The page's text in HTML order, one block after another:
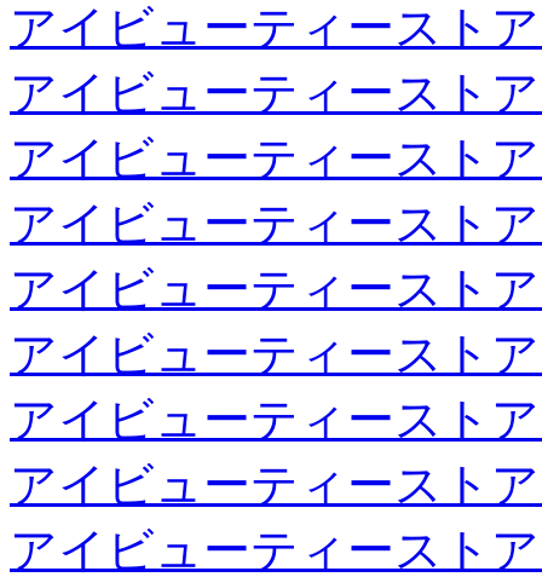
アイビューティースト
アイビューティースト
アイビューティースト
アイビューティースト
アイビューティースト
アイビューティースト
アイビューティースト
アイビューティースト
アイビューティースト